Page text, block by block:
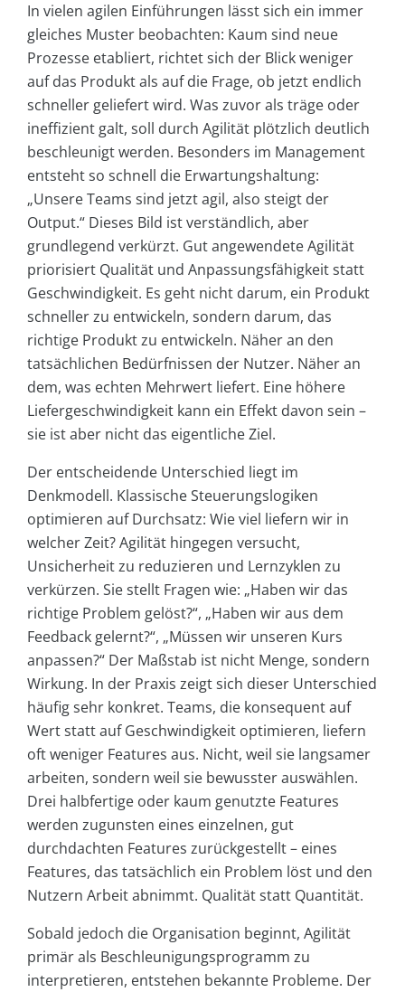
In vielen agilen Einführungen lässt sich ein immer
gleiches Muster beobachten: Kaum sind neue
Prozesse etabliert, richtet sich der Blick weniger
auf das Produkt als auf die Frage, ob jetzt endlich
schneller geliefert wird. Was zuvor als träge oder
ineffizient galt, soll durch Agilität plötzlich deutlich
beschleunigt werden. Besonders im Management
entsteht so schnell die Erwartungshaltung:
„Unsere Teams sind jetzt agil, also steigt der
Output.“ Dieses Bild ist verständlich, aber
grundlegend verkürzt. Gut angewendete Agilität
priorisiert Qualität und Anpassungsfähigkeit statt
Geschwindigkeit. Es geht nicht darum, ein Produkt
schneller zu entwickeln, sondern darum, das
richtige Produkt zu entwickeln. Näher an den
tatsächlichen Bedürfnissen der Nutzer. Näher an
dem, was echten Mehrwert liefert. Eine höhere
Liefergeschwindigkeit kann ein Effekt davon sein –
sie ist aber nicht das eigentliche Ziel.
Der entscheidende Unterschied liegt im
Denkmodell. Klassische Steuerungslogiken
optimieren auf Durchsatz: Wie viel liefern wir in
welcher Zeit? Agilität hingegen versucht,
Unsicherheit zu reduzieren und Lernzyklen zu
verkürzen. Sie stellt Fragen wie: „Haben wir das
richtige Problem gelöst?“, „Haben wir aus dem
Feedback gelernt?“, „Müssen wir unseren Kurs
anpassen?“ Der Maßstab ist nicht Menge, sondern
Wirkung. In der Praxis zeigt sich dieser Unterschied
häufig sehr konkret. Teams, die konsequent auf
Wert statt auf Geschwindigkeit optimieren, liefern
oft weniger Features aus. Nicht, weil sie langsamer
arbeiten, sondern weil sie bewusster auswählen.
Drei halbfertige oder kaum genutzte Features
werden zugunsten eines einzelnen, gut
durchdachten Features zurückgestellt – eines
Features, das tatsächlich ein Problem löst und den
Nutzern Arbeit abnimmt. Qualität statt Quantität.
Sobald jedoch die Organisation beginnt, Agilität
primär als Beschleunigungsprogramm zu
interpretieren, entstehen bekannte Probleme. Der